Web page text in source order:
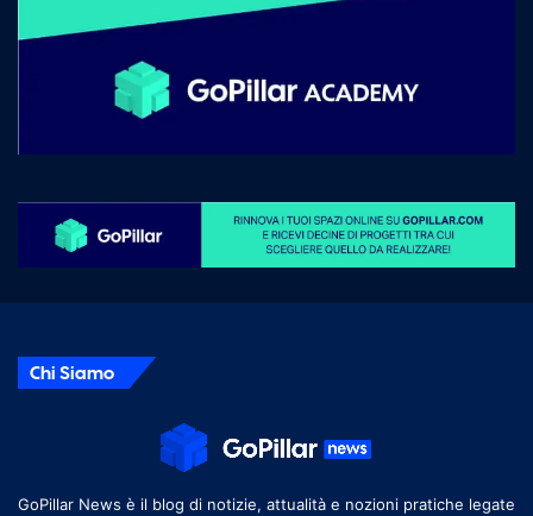
Chi Siamo
GoPillar News è il blog di notizie, attualità e nozioni pratiche legate